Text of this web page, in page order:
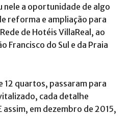
nele a oportunidade de algo
reforma e ampliação para
de Hotéis VillaReal, ao
Francisco do Sul e da Praia
12 quartos, passaram para
cada detalhe
assim, em dezembro de 2015,